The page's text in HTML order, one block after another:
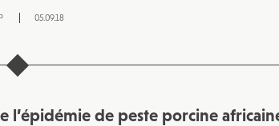
05.09.18
l’épidémie de peste porcine